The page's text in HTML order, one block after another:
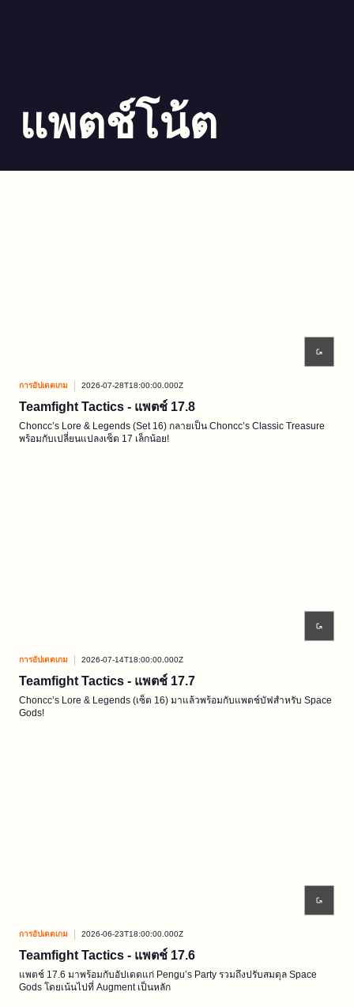
แพตช์โน้ต
การอัปเดตเกม 2026-07-28T18:00:00.000Z
Teamfight Tactics - แพตช์ 17.8
Choncc’s Lore & Legends (Set 16) กลายเป็น Choncc’s Classic Treasure
พร้อมกับเปลี่ยนแปลงเซ็ต 17 เล็กน้อย!
การอัปเดตเกม 2026-07-14T18:00:00.000Z
Teamfight Tactics - แพตช์ 17.7
Choncc’s Lore & Legends (เซ็ต 16) มาแล้วพร้อมกับแพตช์บัฟสำหรับ Space
Gods!
การอัปเดตเกม 2026-06-23T18:00:00.000Z
Teamfight Tactics - แพตช์ 17.6
แพตช์ 17.6 มาพร้อมกับอัปเดตแก่ Pengu’s Party รวมถึงปรับสมดุล Space
Gods โดยเน้นไปที่ Augment เป็นหลัก